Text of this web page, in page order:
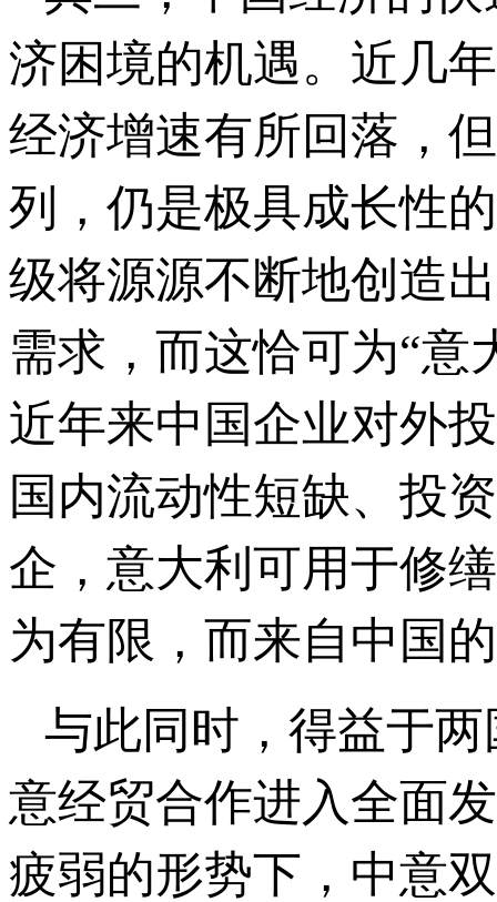
济困境的机遇。近几
经济增速有所回落，
列，仍是极具成长性
级将源源不断地创造
需求，而这恰可为“意
近年来中国企业对外
国内流动性短缺、投
企，意大利可用于修
为有限，而来自中国
与此同时，得益于
意经贸合作进入全面
疲弱的形势下，中意